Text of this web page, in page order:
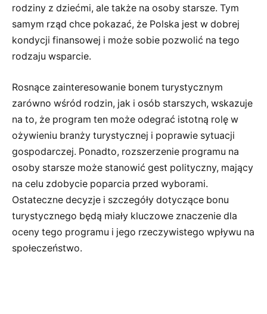
rodziny z dziećmi, ale także na osoby starsze. Tym
samym rząd chce pokazać, że Polska jest w dobrej
kondycji finansowej i może sobie pozwolić na tego
rodzaju wsparcie.
Rosnące zainteresowanie bonem turystycznym
zarówno wśród rodzin, jak i osób starszych, wskazuje
na to, że program ten może odegrać istotną rolę w
ożywieniu branży turystycznej i poprawie sytuacji
gospodarczej. Ponadto, rozszerzenie programu na
osoby starsze może stanowić gest polityczny, mający
na celu zdobycie poparcia przed wyborami.
Ostateczne decyzje i szczegóły dotyczące bonu
turystycznego będą miały kluczowe znaczenie dla
oceny tego programu i jego rzeczywistego wpływu na
społeczeństwo.